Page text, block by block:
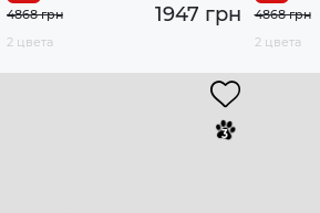
1947 грн
4868 грн
2 цвета
4868 грн
2 цвета